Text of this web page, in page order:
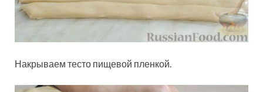
Накрываем тесто пищевой пленкой.